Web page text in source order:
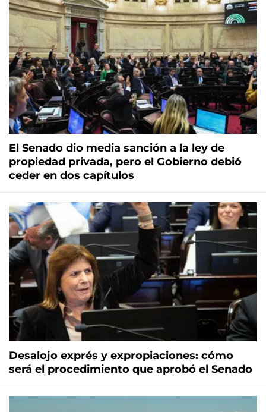
El Senado dio media sanción a la ley de
propiedad privada, pero el Gobierno debió
ceder en dos capítulos
Desalojo exprés y expropiaciones: cómo
será el procedimiento que aprobó el Senado